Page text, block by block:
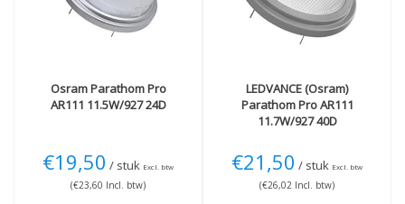
OsramParathom Pro
AR111 11.5W/927 24D
€19,50 / stuk Excl. btw
(€23,60 Incl. btw)
LEDVANCE (Osram)
Parathom Pro AR111
11.7W/927 40D
€21,50 / stuk Excl. btw
(€26,02 Incl. btw)